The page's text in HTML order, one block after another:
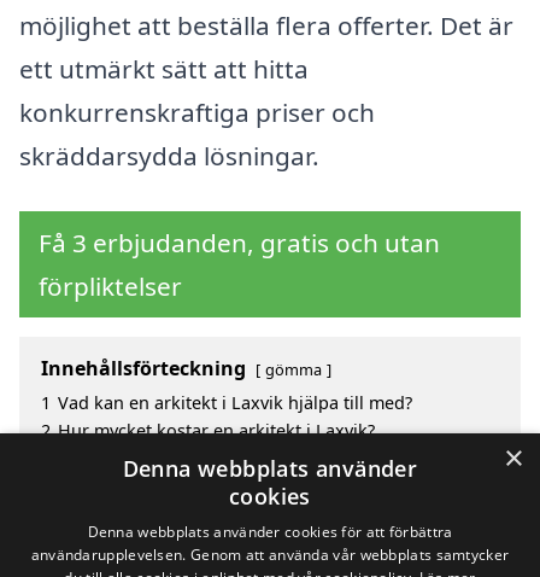
möjlighet att beställa flera offerter. Det är
ett utmärkt sätt att hitta
konkurrenskraftiga priser och
skräddarsydda lösningar.
Få 3 erbjudanden, gratis och utan
förpliktelser
Innehållsförteckning gömma
1 Vad kan en arkitekt i Laxvik hjälpa till med?
2 Hur mycket kostar en arkitekt i Laxvik?
Fördelar med att välja arkitekt i Laxvik
Sök efter en skicklig arkitekt i de omgivande städerna
×
Denna webbplats använder
cookies
Denna webbplats använder cookies för att förbättra
användarupplevelsen. Genom att använda vår webbplats samtycker